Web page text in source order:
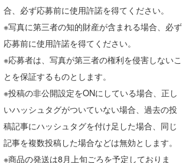
合、必ず応募前に使用許諾を得てください。
※写真に第三者の知的財産が含まれる場合、必ず
応募前に使用許諾を得てください。
※応募者は、写真が第三者の権利を侵害しないこ
とを保証するものとします。
※投稿の非公開設定をONにしている場合、正し
いハッシュタグがついていない場合、過去の投
稿記事にハッシュタグを付け足した場合、同じ
記事を複数投稿した場合などは無効とします。
※商品の発送は8月上旬ごろを予定しておりま